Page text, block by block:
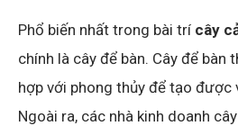
Phổ biến nhất trong bài trí cây
chính là cây để bàn. Cây để
hợp với phong thủy để tạo được
Ngoài ra, các nhà kinh doanh